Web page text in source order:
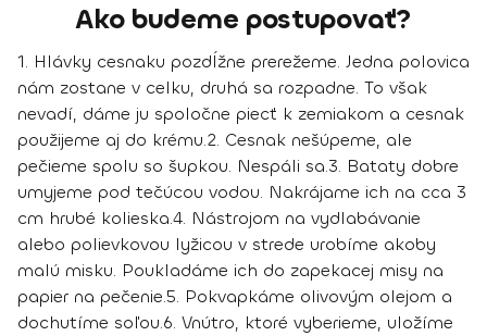
Ako budeme postupovať?
1. Hlávky cesnaku pozdĺžne prerežeme. Jedna polovica
nám zostane v celku, druhá sa rozpadne. To však
nevadí, dáme ju spoločne piecť k zemiakom a cesnak
použijeme aj do krému.2. Cesnak nešúpeme, ale
pečieme spolu so šupkou. Nespáli sa.3. Bataty dobre
umyjeme pod tečúcou vodou. Nakrájame ich na cca 3
cm hrubé kolieska.4. Nástrojom na vydlabávanie
alebo polievkovou lyžicou v strede urobíme akoby
malú misku. Poukladáme ich do zapekacej misy na
papier na pečenie.5. Pokvapkáme olivovým olejom a
dochutíme soľou.6. Vnútro, ktoré vyberieme, uložíme